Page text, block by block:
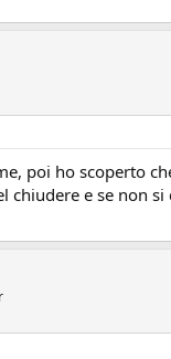
poi ho scoperto
chiudere e se non